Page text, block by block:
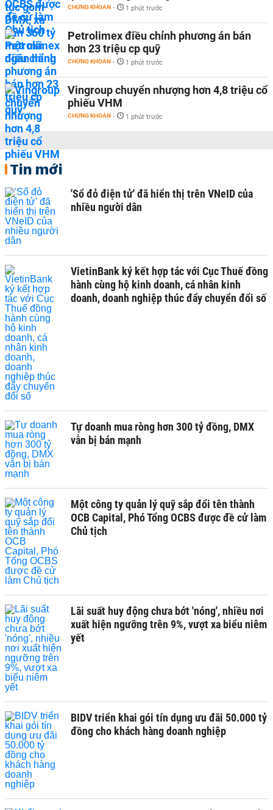
CHỨNG KHOÁN - 1 phút trước
Petrolimex điều chỉnh phương án bán
hơn 23 triệu cp quỹ
CHỨNG KHOÁN - 1 phút trước
Vingroup chuyển nhượng hơn 4,8 triệu cổ
phiếu VHM
CHỨNG KHOÁN - 1 phút trước
Tin mới
'Sổ đỏ điện tử' đã hiển thị trên VNeID của
nhiều người dân
VietinBank ký kết hợp tác với Cục Thuế đồng
hành cùng hộ kinh doanh, cá nhân kinh
doanh, doanh nghiệp thúc đẩy chuyển đổi số
Tự doanh mua ròng hơn 300 tỷ đồng, DMX
vẫn bị bán mạnh
Một công ty quản lý quỹ sắp đổi tên thành
OCB Capital, Phó Tổng OCBS được đề cử làm
Chủ tịch
Lãi suất huy động chưa bớt 'nóng', nhiều nơi
xuất hiện ngưỡng trên 9%, vượt xa biểu niêm
yết
BIDV triển khai gói tín dụng ưu đãi 50.000 tỷ
đồng cho khách hàng doanh nghiệp